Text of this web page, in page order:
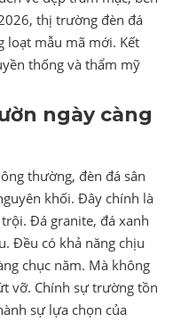
thị trường đèn đá
loạt mẫu mã mới. Kết
thống và thẩm mỹ
ngày càng
thường, đèn đá sân
khối. Đây chính là
Đá granite, đá xanh
Đều có khả năng chịu
chục năm. Mà không
vỡ. Chính sự trường tồn
sự lựa chọn của